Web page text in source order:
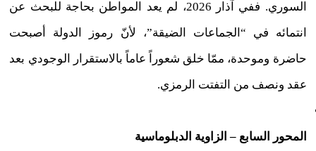
السوري. ففي آذار 2026، لم يعد المواطن بحاجة للبحث عن
انتمائه في “الجماعات الضيقة”، لأنّ رموز الدولة أصبحت
حاضرة وموحدة، ممّا خلق شعوراً عاماً بالاستقرار الوجودي بعد
عقد ونصف من التفتت الرمزي.
المحور السابع – الزاوية الدبلوماسية